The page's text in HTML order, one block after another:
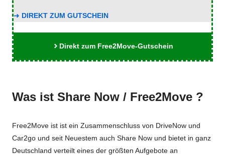
➜ DIREKT ZUM GUTSCHEIN
Direkt zum Free2Move-Gutschein
Was ist Share Now / Free2Move ?
Free2Move ist ist ein Zusammenschluss von DriveNow und
Car2go und seit Neuestem auch Share Now und bietet in ganz
Deutschland verteilt eines der größten Aufgebote an